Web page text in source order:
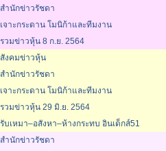
สำนักข่าวรัชดา
เจาะกระดาน โมนิก้าและทีมงาน
รวมข่าวหุ้น 8 ก.ย. 2564
สังคมข่าวหุ้น
สำนักข่าวรัชดา
เจาะกระดาน โมนิก้าและทีมงาน
รวมข่าวหุ้น 29 มิ.ย. 2564
รับเหมา–อสังหา–ห้างกระทบ อินเด็กส์51
สำนักข่าวรัชดา